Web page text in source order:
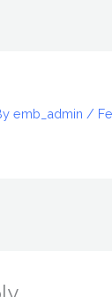
emb_admin /